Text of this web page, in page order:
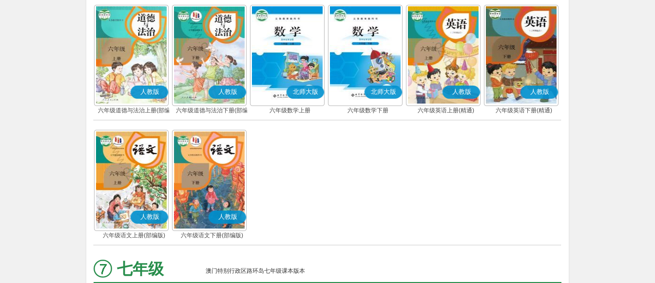
人教版
六年级道德与法治上册(部编
版)
人教版
六年级道德与法治下册(部编
版)
北师大版
六年级数学上册
北师大版
六年级数学下册
人教版
六年级英语上册(精通)
人教版
六年级英语下册(精通)
人教版
六年级语文上册(部编版)
人教版
六年级语文下册(部编版)
七年级 澳门特别行政区路环岛七年级课本版本